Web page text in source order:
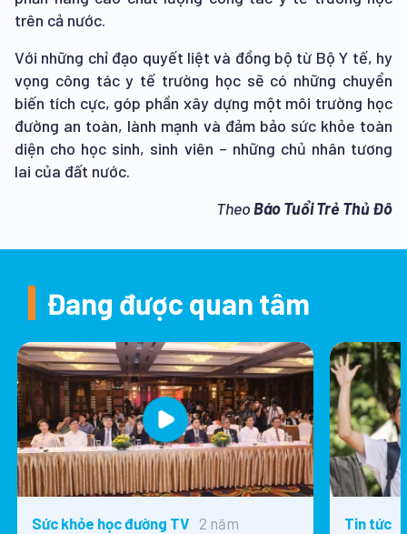
trên cả nước.
Với những chỉ đạo quyết liệt và đồng bộ từ Bộ Y tế, hy
vọng công tác y tế trường học sẽ có những chuyển
biến tích cực, góp phần xây dựng một môi trường học
đường an toàn, lành mạnh và đảm bảo sức khỏe toàn
diện cho học sinh, sinh viên – những chủ nhân tương
lai của đất nước.
TheoBáo Tuổi Trẻ Thủ Đô
Đang được quan tâm
Sức khỏe học đường TV 2 năm Tin tức